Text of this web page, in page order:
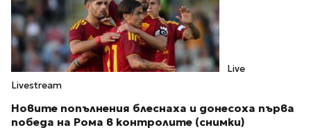
Live
Livestream
Новите попълнения блеснаха и донесоха първа
победа на Рома в контролите (снимки)